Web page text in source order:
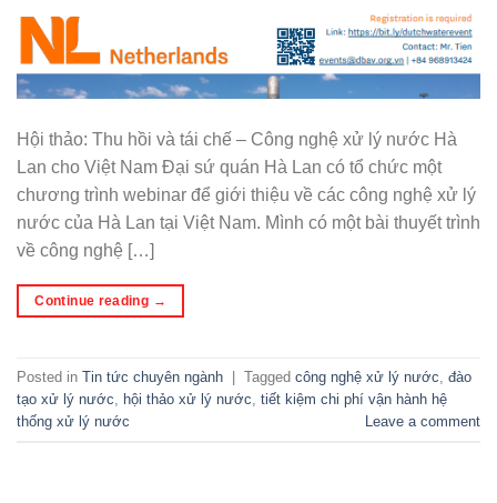
Hội thảo: Thu hồi và tái chế – Công nghệ xử lý nước Hà
Lan cho Việt Nam Đại sứ quán Hà Lan có tổ chức một
chương trình webinar để giới thiệu về các công nghệ xử lý
nước của Hà Lan tại Việt Nam. Mình có một bài thuyết trình
về công nghệ […]
Continue reading →
Posted in Tin tức chuyên ngành | Tagged công nghệ xử lý nước đào
tạo xử lý nước
hội thảo xử lý nước tiết kiệm chi phí vận hành hệ
thống xử lý nước
Leave a comment